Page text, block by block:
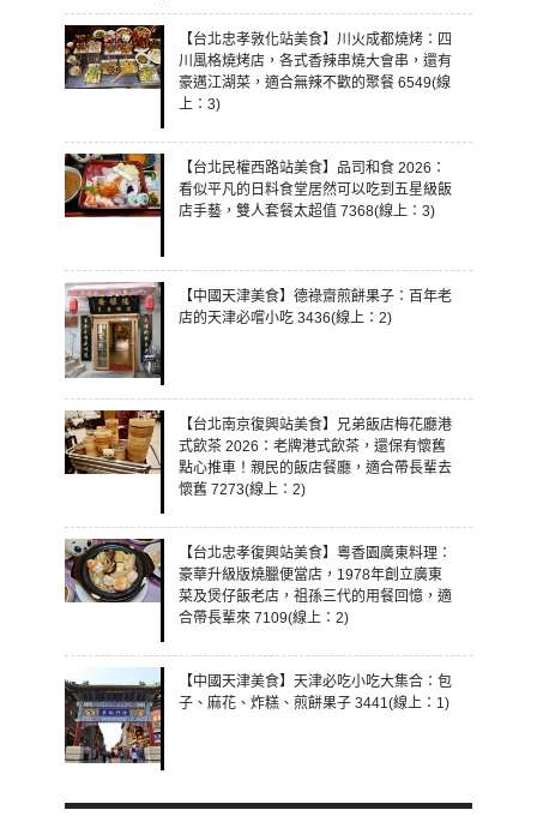
【台北忠孝敦化站美食】川火成都燒烤：四
川風格燒烤店，各式香辣串燒大會串，還有
豪邁江湖菜，適合無辣不歡的聚餐 6549(線
上：3)
【台北民權西路站美食】品司和食 2026：
看似平凡的日料食堂居然可以吃到五星級飯
店手藝，雙人套餐太超值 7368(線上：3)
【中國天津美食】德祿齋煎餅果子：百年老
店的天津必嚐小吃 3436(線上：2)
【台北南京復興站美食】兄弟飯店梅花廳港
式飲茶 2026：老牌港式飲茶，還保有懷舊
點心推車！親民的飯店餐廳，適合帶長輩去
懷舊 7273(線上：2)
【台北忠孝復興站美食】粵香園廣東料理：
豪華升級版燒臘便當店，1978年創立廣東
菜及煲仔飯老店，祖孫三代的用餐回憶，適
合帶長輩來 7109(線上：2)
【中國天津美食】天津必吃小吃大集合：包
子、麻花、炸糕、煎餅果子 3441(線上：1)